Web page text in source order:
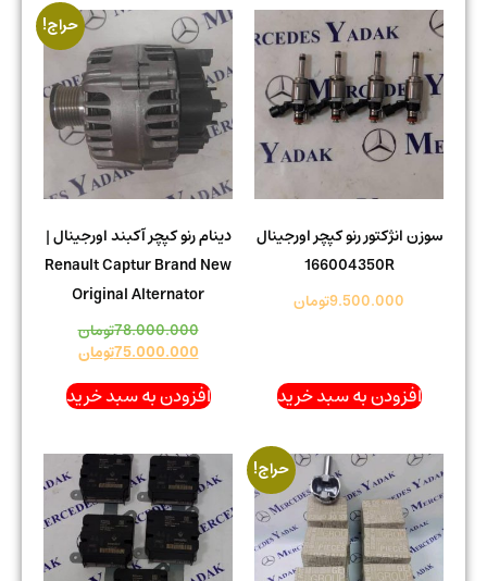
سوزن انژکتور رنو کپچر اورجینال
166004350R
9.500.000تومان
افزودن به سبد خرید
حراج!
دینام رنو کپچر آکبند اورجینال |
Renault Captur Brand New
Original Alternator
78.000.000تومان
75.000.000تومان
افزودن به سبد خرید
حراج!